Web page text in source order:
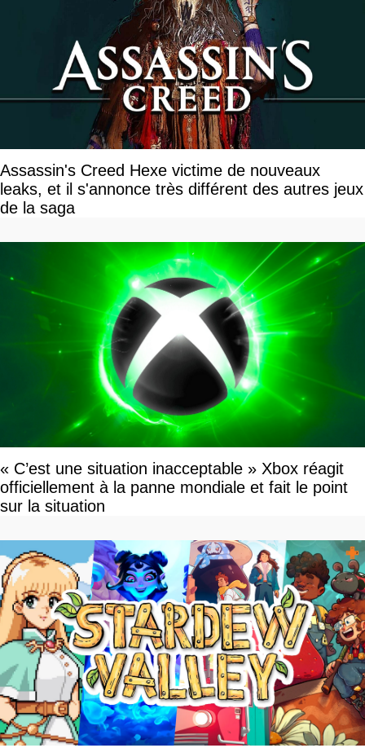
Assassin's Creed Hexe victime de nouveaux
leaks, et il s'annonce très différent des autres jeux
de la saga
« C’est une situation inacceptable » Xbox réagit
officiellement à la panne mondiale et fait le point
sur la situation